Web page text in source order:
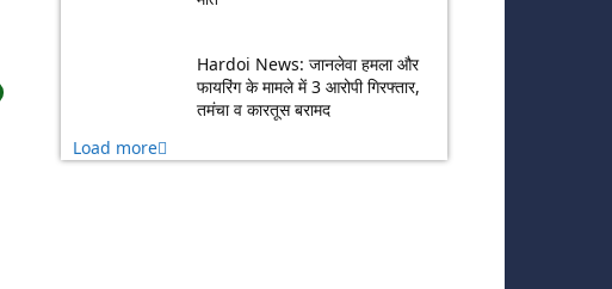
Hardoi News: जानलेवा हमला और
फायरिंग के मामले में 3 आरोपी गिरफ्तार,
तमंचा व कारतूस बरामद
Load more